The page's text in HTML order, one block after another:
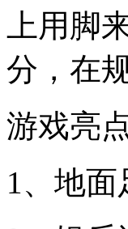
上用脚
分，在
游戏亮
1、地